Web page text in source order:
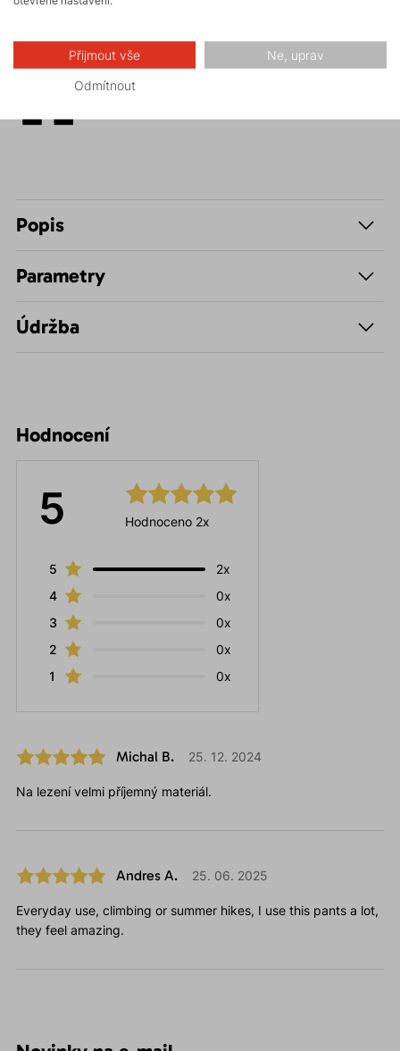
ferraty
Volnočasové –
Popis
Parametry
Údržba
Hodnocení
5 Hodnoceno 2x
5
2x
4
0x
3
0x
2
0x
1
0x
Michal B. 25. 12. 2024
Na lezení velmi příjemný materiál.
Andres A. 25. 06. 2025
Everyday use, climbing or summer hikes, I use this pants a lot,
they feel amazing.
Přijmout vše Ne, uprav
Odmítnout